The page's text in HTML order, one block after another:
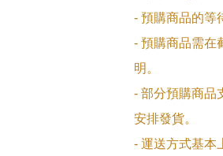
- 預購商品的等
- 預購商品需在
明。
- 部分預購商品
安排發貨。
- 運送方式基本